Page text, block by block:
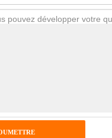
font 7x4 (en
pouvez développer votre